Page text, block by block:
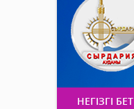
НЕГІЗГІ БЕТ